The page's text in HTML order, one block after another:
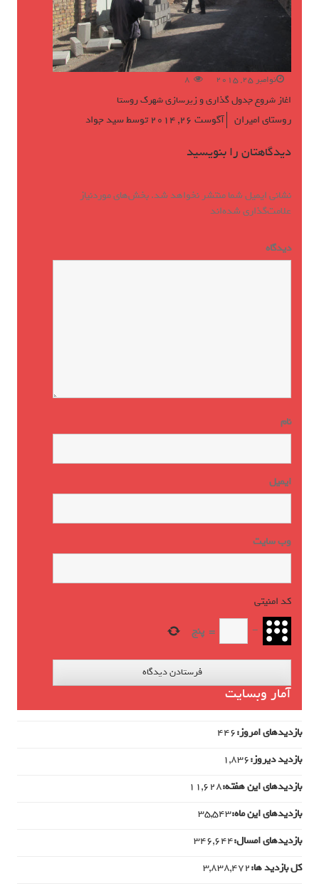
نوامبر 25, 2015 8
اغاز شروع جدول گذاری و زیرسازی شهرک روستا
روستای امیران آگوست 26, 2014 توسطسید جواد
دیدگاهتان را بنویسید
نشانی ایمیل شما منتشر نخواهد شد.بخش‌های موردنیاز
علامت‌گذاری شده‌اند
دیدگاه
نام
ایمیل
وب‌ سایت
کد امنیتی*
−
= پنج
آمار وبسایت
بازدیدهای امروز:446
بازدید دیروز:1,836
بازدیدهای این هفته:11,628
بازدیدهای این ماه:35,543
بازدیدهای امسال:346,644
کل بازدید ها:3,838,472